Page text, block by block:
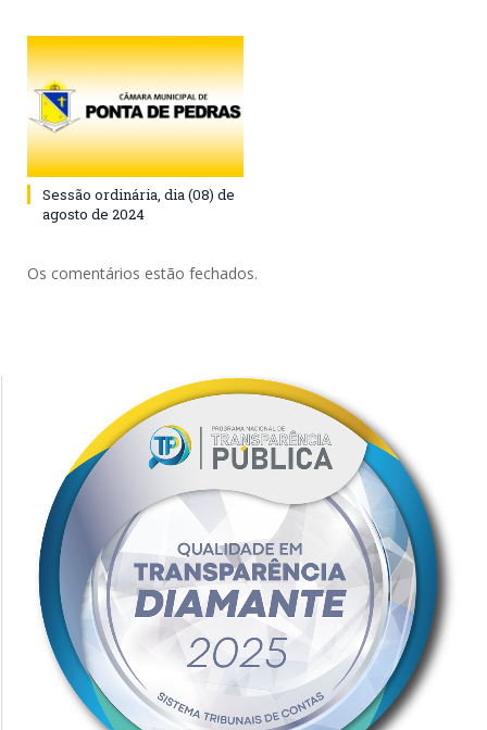
Sessão ordinária, dia (08) de
agosto de 2024
Os comentários estão fechados.